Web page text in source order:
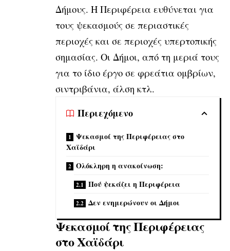
Δήμους. Η Περιφέρεια ευθύνεται για
τους ψεκασμούς σε περιαστικές
περιοχές και σε περιοχές υπερτοπικής
σημασίας. Οι Δήμοι, από τη μεριά τους
για το ίδιο έργο σε φρεάτια ομβρίων,
σιντριβάνια, άλση κτλ.
Περιεχόμενο
Ψεκασμοί της Περιφέρειας στο
Χαϊδάρι
Ολόκληρη η ανακοίνωση:
Πού ψεκάζει η Περιφέρεια
Δεν ενημερώνουν οι Δήμοι
Ψεκασμοί της Περιφέρειας
στο Χαϊδάρι